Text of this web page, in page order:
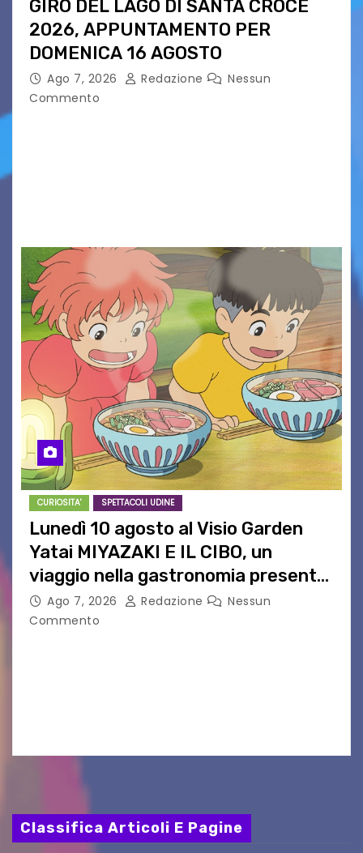
GIRO DEL LAGO DI SANTA CROCE
2026, APPUNTAMENTO PER
DOMENICA 16 AGOSTO
Ago 7, 2026 Redazione
Nessun
Commento
CURIOSITA' SPETTACOLI UDINE
Lunedì 10 agosto al Visio Garden
Yatai MIYAZAKI E IL CIBO, un
viaggio nella gastronomia presente
nei film di Hayao Miyazaki!
Ago 7, 2026 Redazione
Nessun
Commento
Classifica Articoli E Pagine